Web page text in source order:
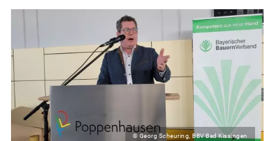
© Georg Scheuring, BBV Bad Kissingen